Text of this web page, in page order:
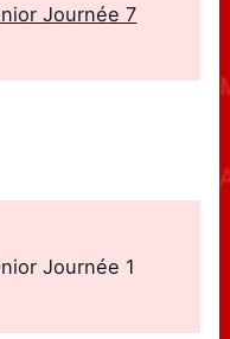
Journée 7
Journée 1